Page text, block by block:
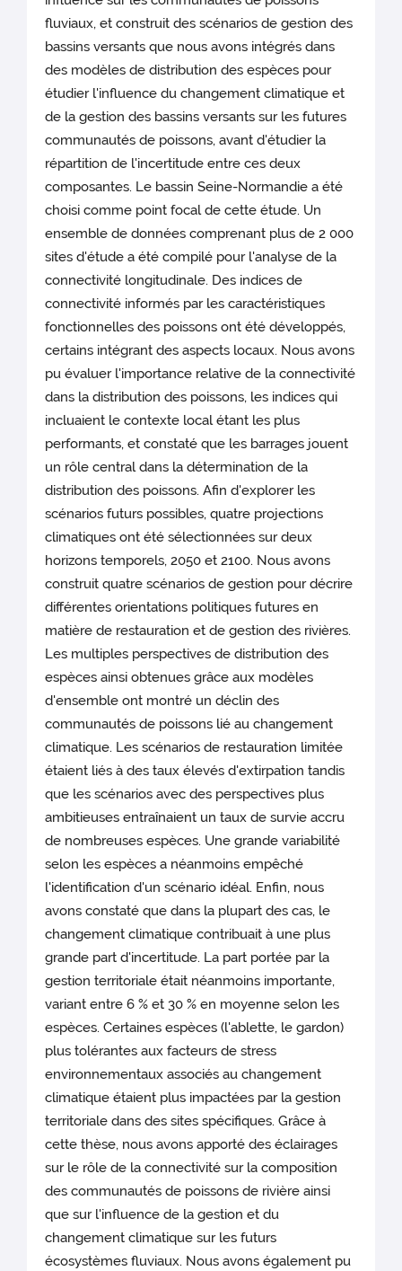
fluviaux, et construit des scénarios de gestion des
bassins versants que nous avons intégrés dans
des modèles de distribution des espèces pour
étudier l'influence du changement climatique et
de la gestion des bassins versants sur les futures
communautés de poissons, avant d'étudier la
répartition de l'incertitude entre ces deux
composantes. Le bassin Seine-Normandie a été
choisi comme point focal de cette étude. Un
ensemble de données comprenant plus de 2 000
sites d'étude a été compilé pour l'analyse de la
connectivité longitudinale. Des indices de
connectivité informés par les caractéristiques
fonctionnelles des poissons ont été développés,
certains intégrant des aspects locaux. Nous avons
pu évaluer l'importance relative de la connectivité
dans la distribution des poissons, les indices qui
incluaient le contexte local étant les plus
performants, et constaté que les barrages jouent
un rôle central dans la détermination de la
distribution des poissons. Afin d'explorer les
scénarios futurs possibles, quatre projections
climatiques ont été sélectionnées sur deux
horizons temporels, 2050 et 2100. Nous avons
construit quatre scénarios de gestion pour décrire
différentes orientations politiques futures en
matière de restauration et de gestion des rivières.
Les multiples perspectives de distribution des
espèces ainsi obtenues grâce aux modèles
d'ensemble ont montré un déclin des
communautés de poissons lié au changement
climatique. Les scénarios de restauration limitée
étaient liés à des taux élevés d'extirpation tandis
que les scénarios avec des perspectives plus
ambitieuses entraînaient un taux de survie accru
de nombreuses espèces. Une grande variabilité
selon les espèces a néanmoins empêché
l'identification d'un scénario idéal. Enfin, nous
avons constaté que dans la plupart des cas, le
changement climatique contribuait à une plus
grande part d'incertitude. La part portée par la
gestion territoriale était néanmoins importante,
variant entre 6 % et 30 % en moyenne selon les
espèces. Certaines espèces (l'ablette, le gardon)
plus tolérantes aux facteurs de stress
environnementaux associés au changement
climatique étaient plus impactées par la gestion
territoriale dans des sites spécifiques. Grâce à
cette thèse, nous avons apporté des éclairages
sur le rôle de la connectivité sur la composition
des communautés de poissons de rivière ainsi
que sur l'influence de la gestion et du
changement climatique sur les futurs
écosystèmes fluviaux. Nous avons également pu